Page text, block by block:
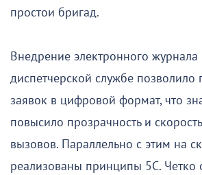
простои бригад.
Внедрение электронного
диспетчерской службе позволило
заявок в цифровой формат, что
повысило прозрачность и
вызовов. Параллельно с этим на
реализованы принципы 5С. Четко